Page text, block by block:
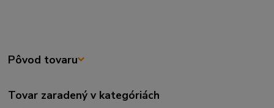
Pôvod tovaru
Tovar zaradený v kategóriách